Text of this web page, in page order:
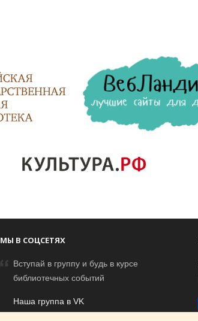
МЫ В СОЦСЕТЯХ
Вступай в группу и будь в курсе
библиотечных событий
Наша группа в VK